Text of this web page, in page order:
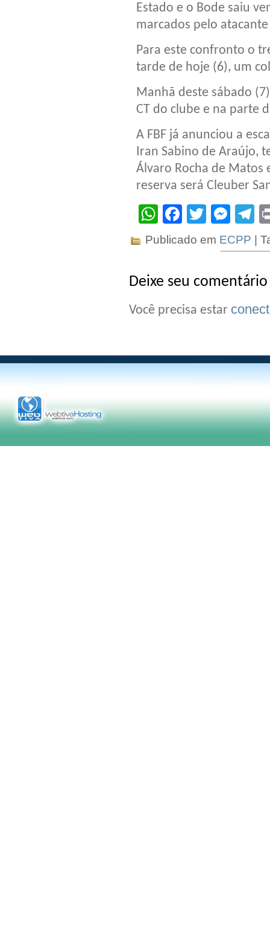
Estado e o Bode saiu
marcados pelo
Para este confronto o
tarde de hoje (6), um
Manhã deste sábado
CT do clube e na parte
A FBF já anunciou a
Iran Sabino de Araújo,
Álvaro Rocha de Matos
reserva será Cleuber
WhatsApp
Facebook
Twitter
Publicado em ECPP |
Deixe seu comentário
Você precisa estar